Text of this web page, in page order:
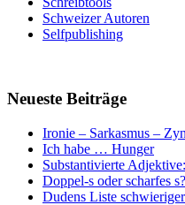
Schweizer Autoren
Selfpublishing
Neueste Beiträge
Ironie – Sarkasmus –
Ich habe … Hunger
Substantivierte
Doppel-s oder scharfes s?
Dudens Liste